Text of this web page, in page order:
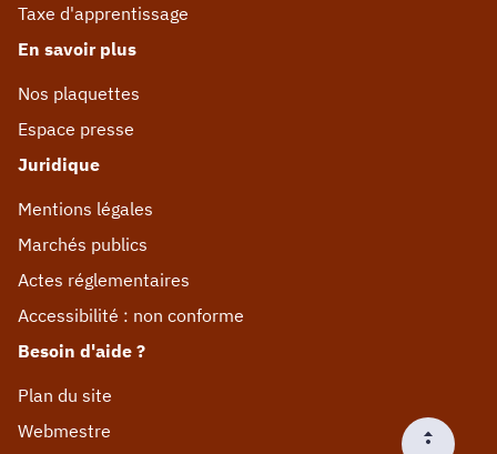
Taxe d'apprentissage
En savoir plus
Nos plaquettes
Espace presse
Juridique
Mentions légales
Marchés publics
Actes réglementaires
Accessibilité : non conforme
Besoin d'aide ?
Plan du site
Webmestre